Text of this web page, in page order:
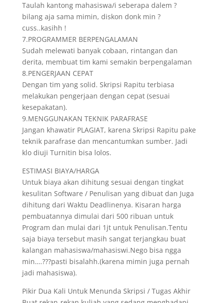
Taulah kantong mahasiswa/i seberapa dalem ?
bilang aja sama mimin, diskon donk min ?
cuss..kasihh !
7.PROGRAMMER BERPENGALAMAN
Sudah melewati banyak cobaan, rintangan dan
derita, membuat tim kami semakin berpengalaman
8.PENGERJAAN CEPAT
Dengan tim yang solid. Skripsi Rapitu terbiasa
melakukan pengerjaan dengan cepat (sesuai
kesepakatan).
9.MENGGUNAKAN TEKNIK PARAFRASE
Jangan khawatir PLAGIAT, karena Skripsi Rapitu pake
teknik parafrase dan mencantumkan sumber. Jadi
klo diuji Turnitin bisa lolos.
ESTIMASI BIAYA/HARGA
Untuk biaya akan dihitung sesuai dengan tingkat
kesulitan Software / Penulisan yang dibuat dan Juga
dihitung dari Waktu Deadlinenya. Kisaran harga
pembuatannya dimulai dari 500 ribuan untuk
Program dan mulai dari 1jt untuk Penulisan.Tentu
saja biaya tersebut masih sangat terjangkau buat
kalangan mahasiswa/mahasiswi.Nego bisa ngga
min….???pasti bisalahh.(karena mimin juga pernah
jadi mahasiswa).
Pikir Dua Kali Untuk Menunda Skripsi / Tugas Akhir